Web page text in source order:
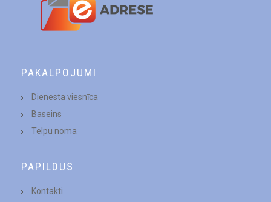
PAKALPOJUMI
Dienesta viesnīca
Baseins
Telpu noma
PAPILDUS
Kontakti